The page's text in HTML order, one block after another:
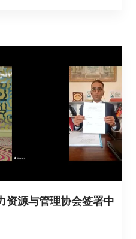
资源与管理协会签署中